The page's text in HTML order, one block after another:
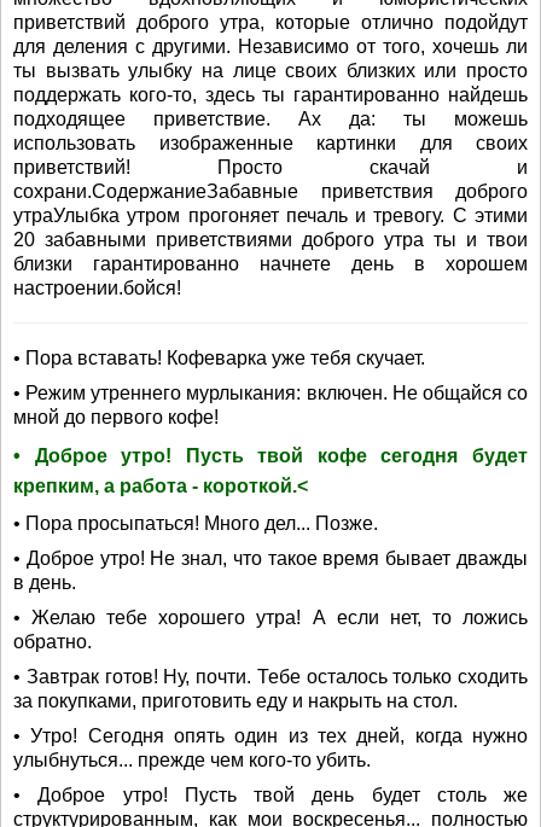
приветствий доброго утра, которые отлично подойдут
для деления с другими. Независимо от того, хочешь ли
ты вызвать улыбку на лице своих близких или просто
поддержать кого-то, здесь ты гарантированно найдешь
подходящее приветствие. Ах да: ты можешь
использовать изображенные картинки для своих
приветствий! Просто скачай и
сохрани.СодержаниеЗабавные приветствия доброго
утраУлыбка утром прогоняет печаль и тревогу. С этими
20 забавными приветствиями доброго утра ты и твои
близки гарантированно начнете день в хорошем
настроении.бойся!
• Пора вставать! Кофеварка уже тебя скучает.
• Режим утреннего мурлыкания: включен. Не общайся со
мной до первого кофе!
• Доброе утро! Пусть твой кофе сегодня будет
крепким, а работа - короткой.<
• Пора просыпаться! Много дел... Позже.
• Доброе утро! Не знал, что такое время бывает дважды
в день.
• Желаю тебе хорошего утра! А если нет, то ложись
обратно.
• Завтрак готов! Ну, почти. Тебе осталось только сходить
за покупками, приготовить еду и накрыть на стол.
• Утро! Сегодня опять один из тех дней, когда нужно
улыбнуться... прежде чем кого-то убить.
• Доброе утро! Пусть твой день будет столь же
структурированным, как мои воскресенья... полностью